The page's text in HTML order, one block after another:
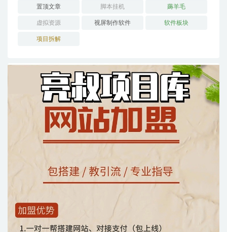
置顶文章 脚本挂机 薅羊毛
虚拟资源 视屏制作软件 软件板块
项目拆解